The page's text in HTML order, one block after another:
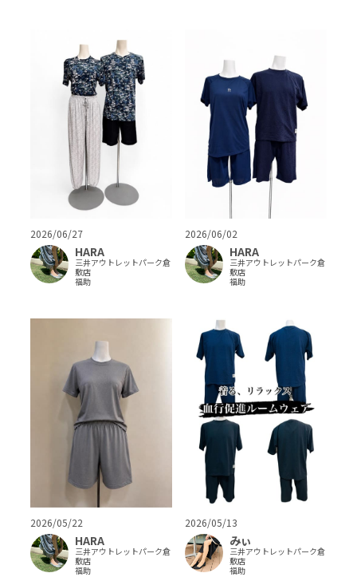
2026/06/27
HARA
三井アウトレットパーク倉
敷店
福助
2026/06/02
HARA
三井アウトレットパーク倉
敷店
福助
2026/05/22
HARA
三井アウトレットパーク倉
敷店
福助
2026/05/13
みぃ
三井アウトレットパーク倉
敷店
福助